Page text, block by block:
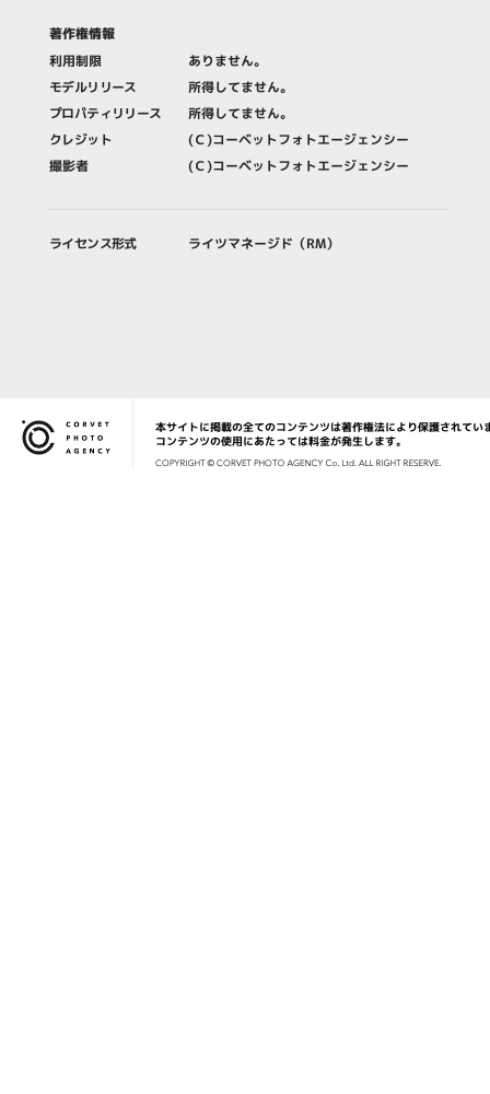
著作権情報
利用制限
ありません。
モデルリリース
所得してません。
プロパティリリース
所得してません。
クレジット
(Ｃ)コーベットフォトエージェンシー
撮影者
(Ｃ)コーベットフォトエージェンシー
ライセンス形式 ライツマネージド（RM）
Corvet Photo Agency
本サイトに掲載の全てのコンテンツは著作権法により保護されてい
コンテンツの使用にあたっては料金が発生します。